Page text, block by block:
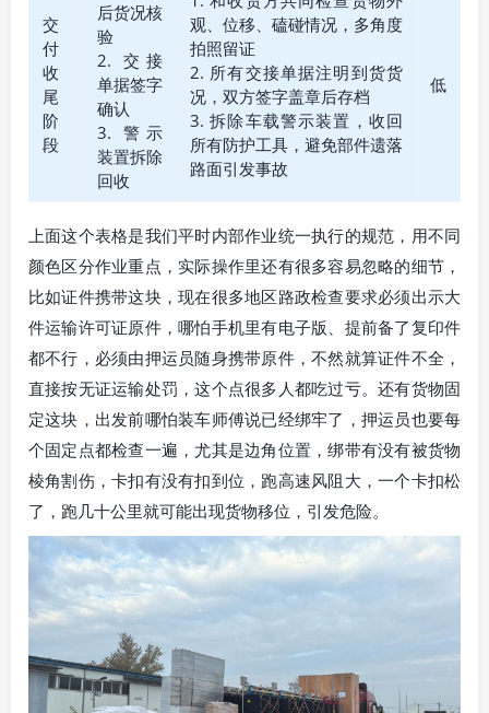
交
付
收
尾
阶
段
后货况核
验
2. 交接
单据签字
确认
3. 警示
装置拆除
回收
观、位移、磕碰情况，多角度
拍照留证
2. 所有交接单据注明到货货
况，双方签字盖章后存档
3. 拆除车载警示装置，收回
所有防护工具，避免部件遗落
路面引发事故
低
上面这个表格是我们平时内部作业统一执行的规范，用不同
颜色区分作业重点，实际操作里还有很多容易忽略的细节，
比如证件携带这块，现在很多地区路政检查要求必须出示大
件运输许可证原件，哪怕手机里有电子版、提前备了复印件
都不行，必须由押运员随身携带原件，不然就算证件不全，
直接按无证运输处罚，这个点很多人都吃过亏。还有货物固
定这块，出发前哪怕装车师傅说已经绑牢了，押运员也要每
个固定点都检查一遍，尤其是边角位置，绑带有没有被货物
棱角割伤，卡扣有没有扣到位，跑高速风阻大，一个卡扣松
了，跑几十公里就可能出现货物移位，引发危险。